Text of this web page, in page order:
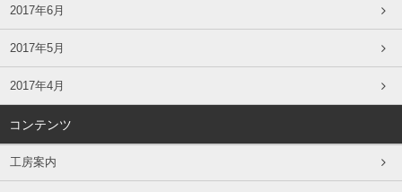
2017年6月
2017年5月
2017年4月
コンテンツ
工房案内